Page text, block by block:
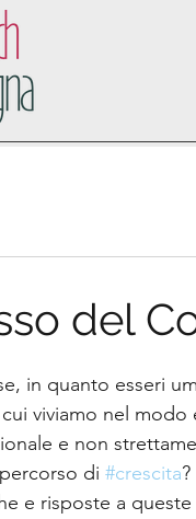
del
in quanto esseri
viviamo nel modo
e non
di #crescita?
e risposte a